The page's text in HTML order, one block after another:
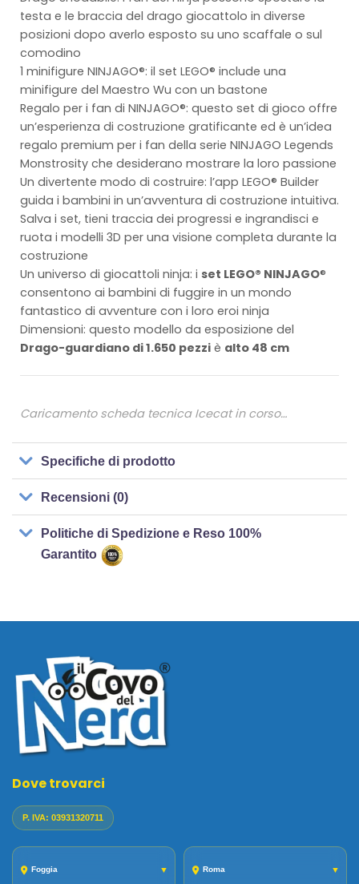
testa e le braccia del drago giocattolo in diverse
posizioni dopo averlo esposto su uno scaffale o sul
comodino
1 minifigure NINJAGO®: il set LEGO® include una
minifigure del Maestro Wu con un bastone
Regalo per i fan di NINJAGO®: questo set di gioco offre
un’esperienza di costruzione gratificante ed è un’idea
regalo premium per i fan della serie NINJAGO Legends
Monstrosity che desiderano mostrare la loro passione
Un divertente modo di costruire: l’app LEGO® Builder
guida i bambini in un’avventura di costruzione intuitiva.
Salva i set, tieni traccia dei progressi e ingrandisci e
ruota i modelli 3D per una visione completa durante la
costruzione
Un universo di giocattoli ninja: i set LEGO® NINJAGO®
consentono ai bambini di fuggire in un mondo
fantastico di avventure con i loro eroi ninja
Dimensioni: questo modello da esposizione del
Drago-guardiano di 1.650 pezzi è alto 48 cm
Caricamento scheda tecnica Icecat in corso…
Specifiche di prodotto
Recensioni (0)
Politiche di Spedizione e Reso 100%
Garantito
Dove trovarci
P. IVA: 03931320711
Foggia ▼ Roma ▼